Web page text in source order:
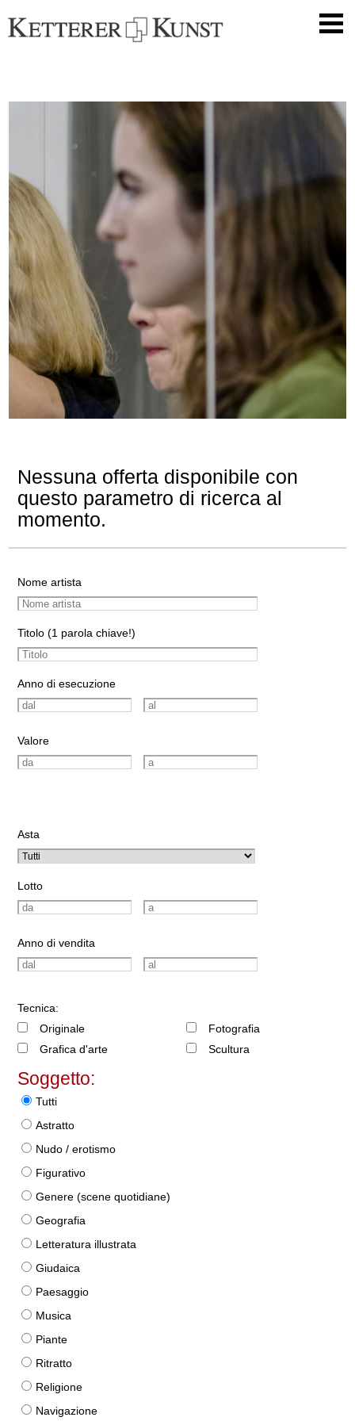
Nessuna offerta disponibile con
questo parametro di ricerca al
momento.
Nome artista
Titolo (1 parola chiave!)
Anno di esecuzione
Valore
Asta
Lotto
Anno di vendita
Tecnica:
Originale
Grafica d'arte
Fotografia
Scultura
Soggetto:
Tutti
Astratto
Nudo / erotismo
Figurativo
Genere (scene quotidiane)
Geografia
Letteratura illustrata
Giudaica
Paesaggio
Musica
Piante
Ritratto
Religione
Navigazione